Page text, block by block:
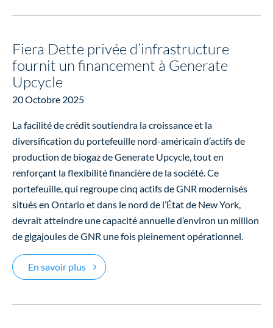
Fiera Dette privée d’infrastructure
fournit un financement à Generate
Upcycle
20 Octobre 2025
La facilité de crédit soutiendra la croissance et la
diversification du portefeuille nord-américain d’actifs de
production de biogaz de Generate Upcycle, tout en
renforçant la flexibilité financière de la société. Ce
portefeuille, qui regroupe cinq actifs de GNR modernisés
situés en Ontario et dans le nord de l’État de New York,
devrait atteindre une capacité annuelle d’environ un million
de gigajoules de GNR une fois pleinement opérationnel.
En savoir plusFiera Dette privée d’infrastructure fournit